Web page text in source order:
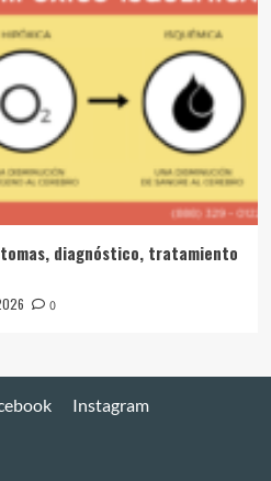
diagnóstico, tratamiento
0
Instagram